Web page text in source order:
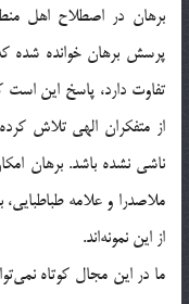
پرسش برهان خوانده شده
تفاوت دارد، پاسخ اين است
از متفكران الهي تلاش
ناشي نشده باشد. برهان
ملاصدرا و علامه
از اين نمونه‌اند.
ما در اين مجال کوتاه